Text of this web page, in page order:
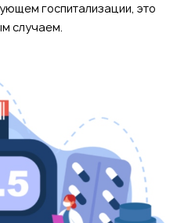
госпитализации, это
случаем.